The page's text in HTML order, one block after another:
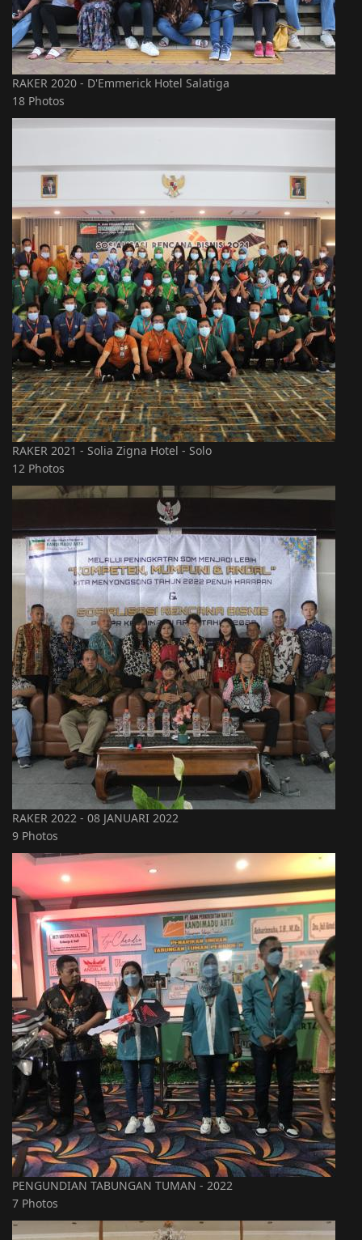
RAKER 2020 - D'Emmerick Hotel Salatiga
18 Photos
RAKER 2021 - Solia Zigna Hotel - Solo
12 Photos
RAKER 2022 - 08 JANUARI 2022
9 Photos
PENGUNDIAN TABUNGAN TUMAN - 2022
7 Photos